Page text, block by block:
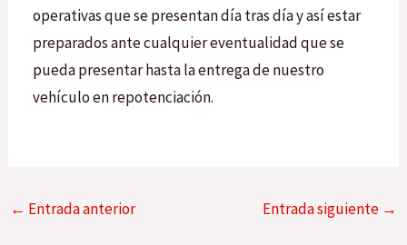
operativas que se presentan día tras día y así estar
preparados ante cualquier eventualidad que se
pueda presentar hasta la entrega de nuestro
vehículo en repotenciación.
← Entrada anterior Entrada siguiente →